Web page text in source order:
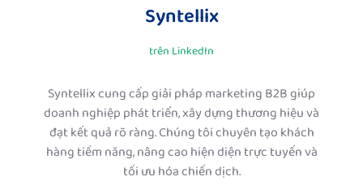
Syntellix
trên LinkedIn
Syntellix cung cấp giải pháp marketing B2B giúp
doanh nghiệp phát triển, xây dựng thương hiệu và
đạt kết quả rõ ràng. Chúng tôi chuyên tạo khách
hàng tiềm năng, nâng cao hiện diện trực tuyến và
tối ưu hóa chiến dịch.